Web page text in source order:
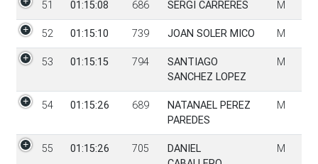
51 01:15:08 686 SERGI CARRERES M
52 01:15:10 739 JOAN SOLER MICO M
53 01:15:15 794
SANTIAGO
SANCHEZ LOPEZ
M
54 01:15:26 689
NATANAEL PEREZ
PAREDES
M
55 01:15:26 705
DANIEL
M